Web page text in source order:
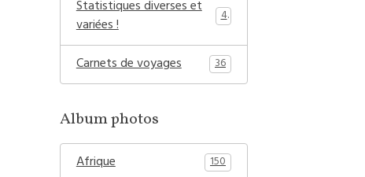
Statistiques diverses et
variées !
4
Carnets de voyages 36
Album photos
Afrique 150